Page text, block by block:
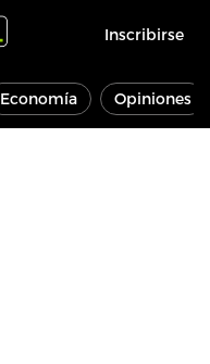
Inscribirse
Economía Opiniones